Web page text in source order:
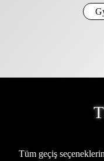
Tüm geçiş